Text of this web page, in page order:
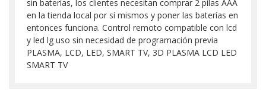
sin baterías, los clientes necesitan comprar 2 pilas AAA
en la tienda local por sí mismos y poner las baterías en
entonces funciona. Control remoto compatible con lcd
y led lg uso sin necesidad de programación previa
PLASMA, LCD, LED, SMART TV, 3D PLASMA LCD LED
SMART TV